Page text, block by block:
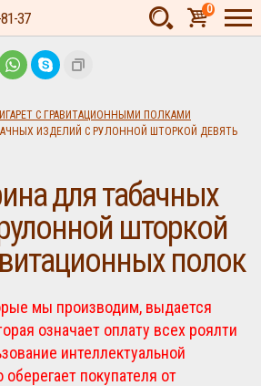
37 0
руб.
С ГРАВИТАЦИОННЫМИ ПОЛКАМИ
ИЗДЕЛИЙ С РУЛОННОЙ ШТОРКОЙ ДЕВЯТЬ
для табачных
шторкой
полок
мы производим, выдается
означает оплату всех роялти
интеллектуальной
покупателя от